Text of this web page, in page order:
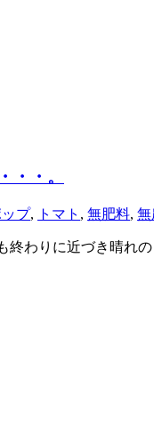
・・。
プ, トマト , 無肥料, 無
終わりに近づき晴れ